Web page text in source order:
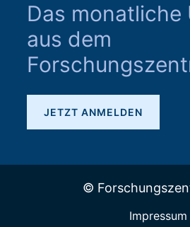
Das monatliche
aus dem
JETZT ANMELDEN
©
Impressum